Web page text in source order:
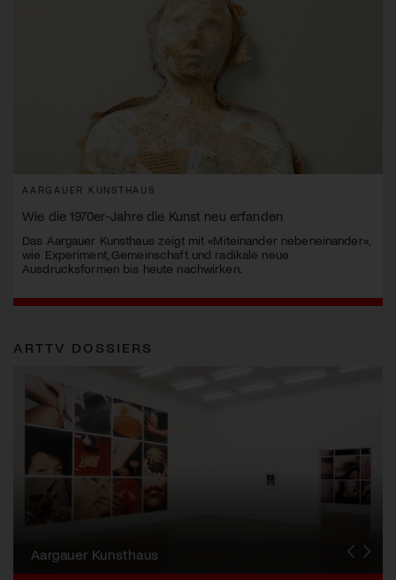
AARGAUER KUNSTHAUS
Wie die 1970er-Jahre die Kunst neu erfanden
Das Aargauer Kunsthaus zeigt mit «Miteinander nebeneinander»,
wie Experiment, Gemeinschaft und radikale neue
Ausdrucksformen bis heute nachwirken.
ARTTV DOSSIERS
Künstlerin
Aargauer Kunsthaus
Gewerbemuseum Winterthur
Liste Art Fair Basel
Bündner Kunstmuseum
Künstler:innen Portraits
Junge Schweizer Kunst
Vögele Kultur Zentrum
Nidwaldner Museum
Haus für Kunst Uri